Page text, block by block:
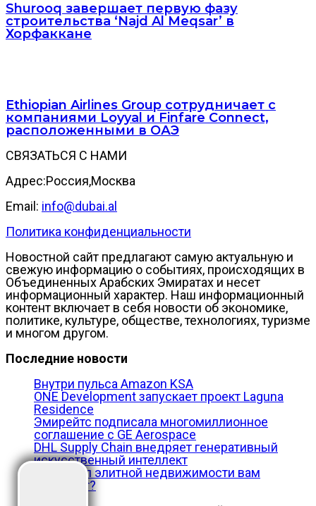
Shurooq завершает первую фазу
строительства ‘Najd Al Meqsar’ в
Хорфаккане
Ethiopian Airlines Group сотрудничает с
компаниями Loyyal и Finfare Connect,
расположенными в ОАЭ
СВЯЗАТЬСЯ С НАМИ
Адрес:Россия,Москва
Email: info@dubai.al
Политика конфиденциальности
Новостной сайт предлагают самую актуальную и
свежую информацию о событиях, происходящих в
Объединенных Арабских Эмиратах и несет
информационный характер. Наш информационный
контент включает в себя новости об экономике,
политике, культуре, обществе, технологиях, туризме
и многом другом.
Последние новости
Внутри пульса Amazon KSA
ONE Development запускает проект Laguna
Residence
Эмирейтс подписала многомиллионное
соглашение с GE Aerospace
DHL Supply Chain внедряет генеративный
искусственный интеллект
Какой тип элитной недвижимости вам
подходит?